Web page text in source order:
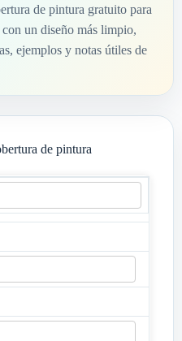
de pintura gratuito para
un diseño más limpio,
ejemplos y notas útiles de
de pintura